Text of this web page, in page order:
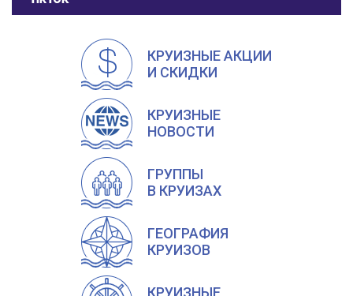
КРУИЗНЫЕ АКЦИИ
И СКИДКИ
КРУИЗНЫЕ
НОВОСТИ
ГРУППЫ
В КРУИЗАХ
ГЕОГРАФИЯ
КРУИЗОВ